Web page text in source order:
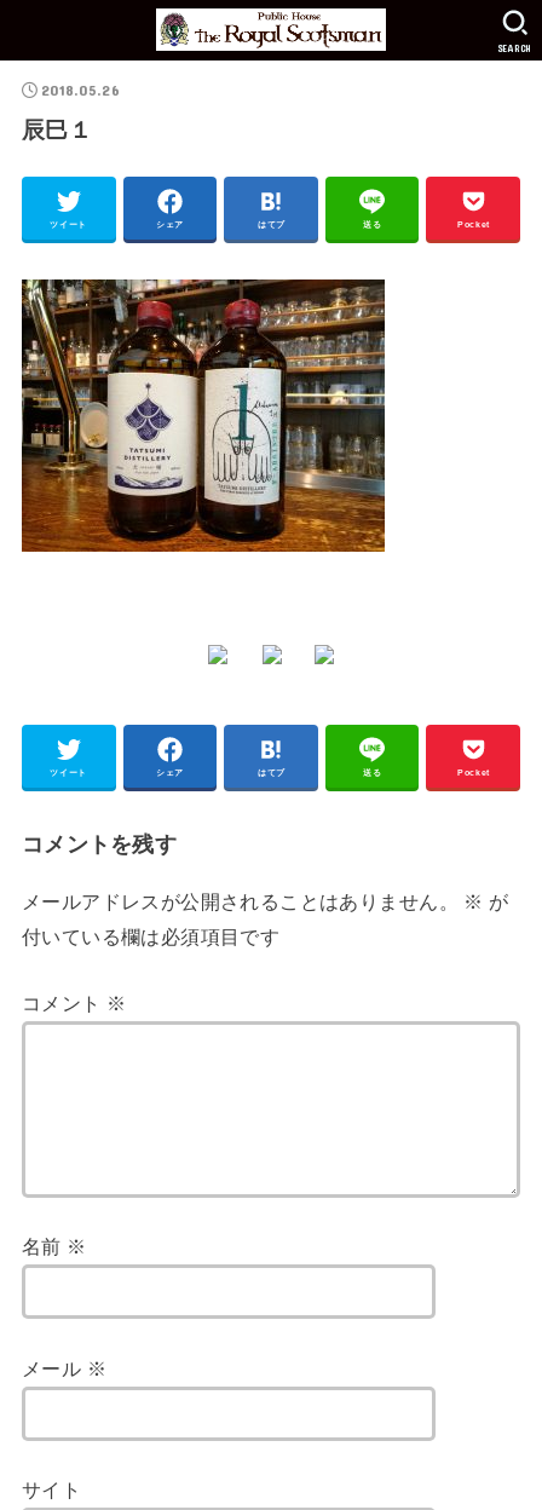
SEARCH
2018.05.26
辰巳１
ツイート シェア はてブ 送る Pocket
ツイート シェア はてブ 送る Pocket
コメントを残す
メールアドレスが公開されることはありません。 ※ が
付いている欄は必須項目です
コメント ※
名前 ※
メール ※
サイト